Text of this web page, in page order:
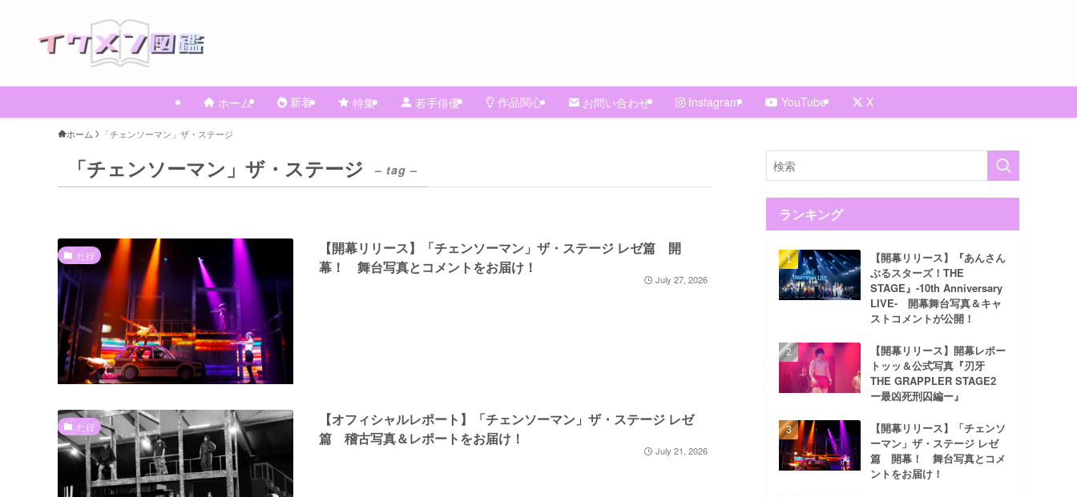
ホーム 新着 特集 若手俳優 作品関心 お問い合わせ Instagram YouTube X
ホーム 「チェンソーマン」ザ・ステージ
「チェンソーマン」ザ・ステージ – tag –
た行
【開幕リリース】「チェンソーマン」ザ・ステージ レゼ篇 開
幕！ 舞台写真とコメントをお届け！
July 27, 2026
た行
【オフィシャルレポート】「チェンソーマン」ザ・ステージ レゼ
篇 稽古写真＆レポートをお届け！
July 21, 2026
ランキング
【開幕リリース】『あんさん
ぶるスターズ！THE
STAGE』-10th Anniversary
LIVE- 開幕舞台写真＆キャ
ストコメントが公開！
【開幕リリース】開幕レポー
トッッ＆公式写真『刃牙
THE GRAPPLER STAGE2
ー最凶死刑囚編ー』
【開幕リリース】「チェンソ
ーマン」ザ・ステージ レゼ
篇 開幕！ 舞台写真とコメ
ントをお届け！